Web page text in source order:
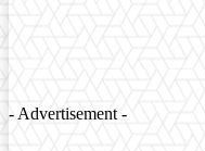
- Advertisement -